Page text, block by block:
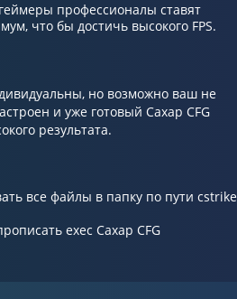
профессионалы ставят
что бы достичь высокого FPS.
но возможно ваш не
и уже готовый Сахар CFG
результата.
все файлы в папку по пути cstrike
exec Сахар CFG